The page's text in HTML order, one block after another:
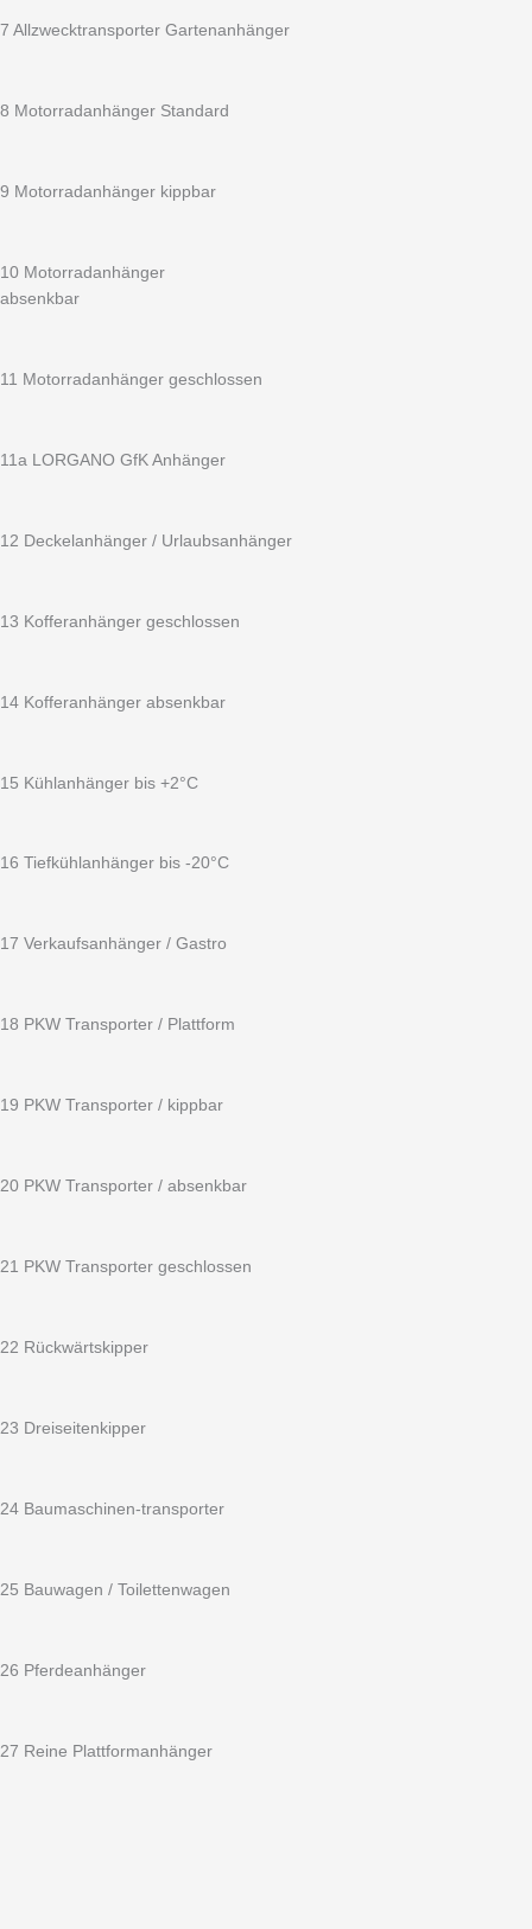
7 Allzwecktransporter Gartenanhänger
8 Motorradanhänger Standard
9 Motorradanhänger kippbar
10 Motorradanhänger
absenkbar
11 Motorradanhänger geschlossen
11a LORGANO GfK Anhänger
12 Deckelanhänger / Urlaubsanhänger
13 Kofferanhänger geschlossen
14 Kofferanhänger absenkbar
15 Kühlanhänger bis +2°C
16 Tiefkühlanhänger bis -20°C
17 Verkaufsanhänger / Gastro
18 PKW Transporter / Plattform
19 PKW Transporter / kippbar
20 PKW Transporter / absenkbar
21 PKW Transporter geschlossen
22 Rückwärtskipper
23 Dreiseitenkipper
24 Baumaschinen-transporter
25 Bauwagen / Toilettenwagen
26 Pferdeanhänger
27 Reine Plattformanhänger
km/h